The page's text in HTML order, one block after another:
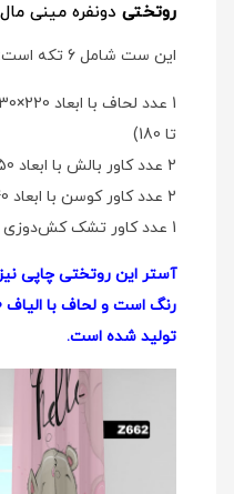
روتختی دو‌نفره مینی مال
این ست شامل 6 تکه است:
تا 180)
2 عدد کاور بالش با ابعاد 50×70
2 عدد کاور کوسن با ابعاد 40×40
1 عدد کاور تشک کش‌دوزی شده با ابعاد 25x200x160
آستر این روتختی چاپی
تولید شده است.